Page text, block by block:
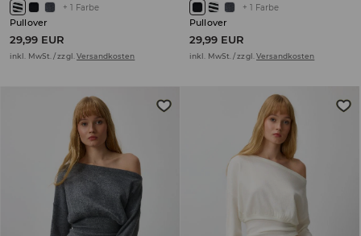
+ 1 Farbe
Pullover
29,99 EUR
inkl. MwSt. / zzgl. Versandkosten
+ 1 Farbe
Pullover
29,99 EUR
inkl. MwSt. / zzgl. Versandkosten